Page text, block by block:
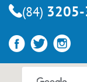
(84)